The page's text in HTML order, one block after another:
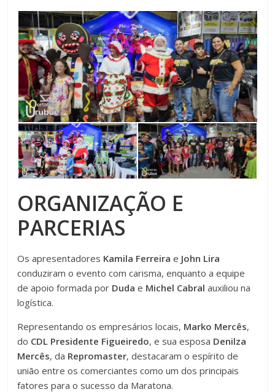
ORGANIZAÇÃO E
PARCERIAS
Os apresentadores Kamila Ferreira e John Lira
conduziram o evento com carisma, enquanto a equipe
de apoio formada por Duda e Michel Cabral auxiliou na
logística.
Representando os empresários locais, Marko Mercês,
do CDL Presidente Figueiredo, e sua esposa Denilza
Mercês, da Repromaster, destacaram o espírito de
união entre os comerciantes como um dos principais
fatores para o sucesso da Maratona.